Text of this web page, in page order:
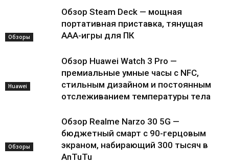
Обзоры
Обзор Steam Deck — мощная
портативная приставка, тянущая
AAA-игры для ПК
Huawei
Обзор Huawei Watch 3 Pro —
премиальные умные часы с NFC,
стильным дизайном и постоянным
отслеживанием температуры тела
Обзоры
Обзор Realme Narzo 30 5G —
бюджетный смарт с 90-герцовым
экраном, набирающий 300 тысяч в
AnTuTu